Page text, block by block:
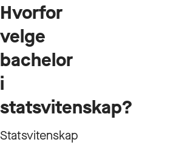
Hvorfor
velge
bachelor
i
statsvitenskap?
Statsvitenskap